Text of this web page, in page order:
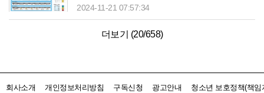
16도
2024-11-21 07:57:34
더보기 (20/658)
회사소개 개인정보처리방침 구독신청 광고안내 청소년 보호정책(책임